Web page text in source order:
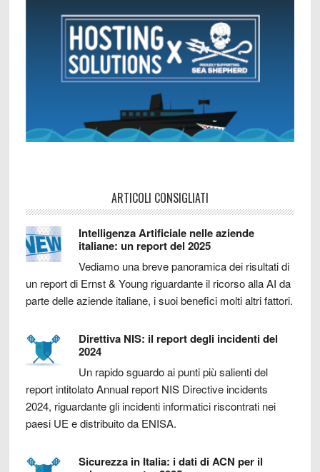
ARTICOLI CONSIGLIATI
Intelligenza Artificiale nelle aziende
italiane: un report del 2025
Vediamo una breve panoramica dei risultati di
un report di Ernst & Young riguardante il ricorso alla AI da
parte delle aziende italiane, i suoi benefici molti altri fattori.
Direttiva NIS: il report degli incidenti del
2024
Un rapido sguardo ai punti più salienti del
report intitolato Annual report NIS Directive incidents
2024, riguardante gli incidenti informatici riscontrati nei
paesi UE e distribuito da ENISA.
Sicurezza in Italia: i dati di ACN per il